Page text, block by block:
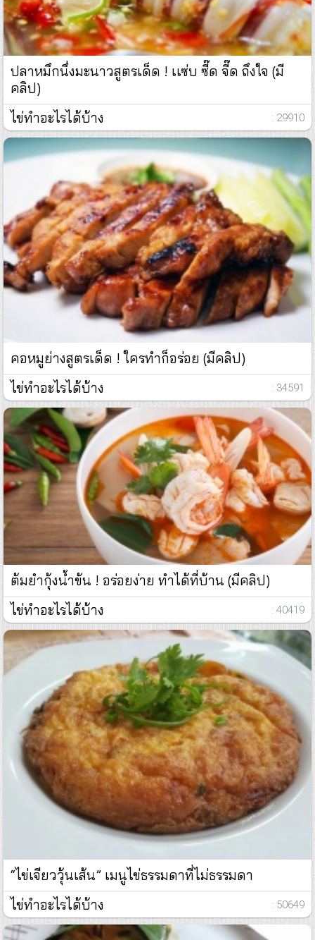
ปลาหมึกนึ่งมะนาวสูตรเด็ด ! เเซ่บ ซี๊ด จี๊ด ถึงใจ (มี
คลิป)
ไข่ทำอะไรได้บ้าง
: 29910
คอหมูย่างสูตรเด็ด ! ใครทำก็อร่อย (มีคลิป)
ไข่ทำอะไรได้บ้าง
: 34591
ต้มยำกุ้งน้ำข้น ! อร่อยง่าย ทำได้ที่บ้าน (มีคลิป)
ไข่ทำอะไรได้บ้าง
: 40419
“ไข่เจียววุ้นเส้น” เมนูไข่ธรรมดาที่ไม่ธรรมดา
ไข่ทำอะไรได้บ้าง
: 50649